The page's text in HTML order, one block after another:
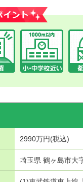
2990万円(税込)
埼玉県 鶴ヶ島市大